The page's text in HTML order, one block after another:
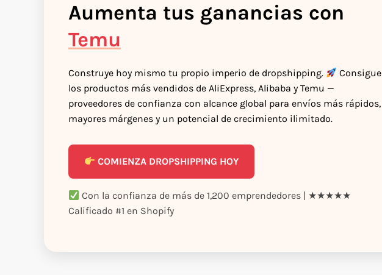
Aumenta tus ganancias con
Temu
Construye hoy mismo tu propio imperio de dropshipping.
Consigue
los productos más vendidos de AliExpress, Alibaba y Temu —
proveedores de confianza con alcance global para envíos más rápidos,
mayores márgenes y un potencial de crecimiento ilimitado.
COMIENZA DROPSHIPPING HOY
Con la confianza de más de 1,200 emprendedores | ★★★★★
Calificado #1 en Shopify